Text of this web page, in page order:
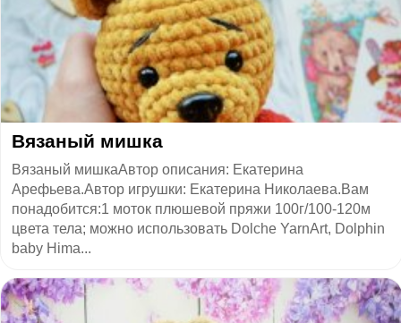
​Вязаный мишка
Вязаный мишкаАвтор описания: Екатерина
Арефьева.Автор игрушки: Екатерина Николаева.Вам
понадобится:1 моток плюшевой пряжи 100г/100-120м
цвета тела; можно использовать Dolche YarnArt, Dolphin
baby Hima...